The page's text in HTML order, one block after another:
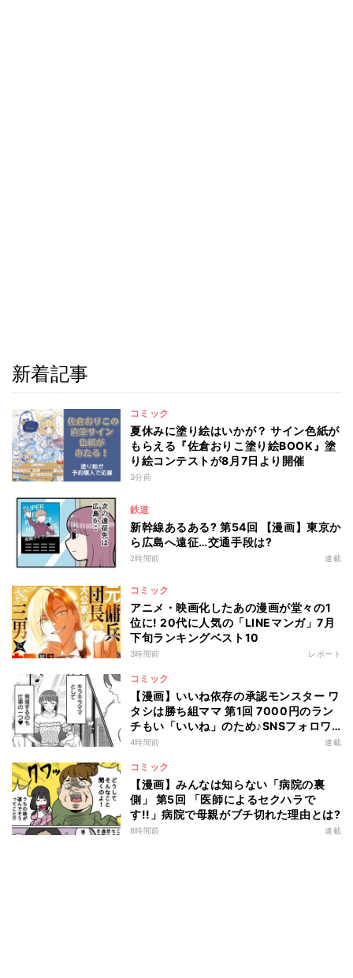
新着記事
コミック
夏休みに塗り絵はいかが？ サイン色紙が
もらえる『佐倉おりこ塗り絵BOOK』塗
り絵コンテストが8月7日より開催
3分前
鉄道
新幹線あるある? 第54回 【漫画】東京か
ら広島へ遠征…交通手段は?
2時間前 連載
コミック
アニメ・映画化したあの漫画が堂々の1
位に! 20代に人気の「LINEマンガ」7月
下旬ランキングベスト10
3時間前 レポート
コミック
【漫画】いいね依存の承認モンスター ワ
タシは勝ち組ママ 第1回 7000円のラン
チもい「いいね」のため♪SNSフォロワ
ー2万人の"キラキラママ"の生活とは?
4時間前 連載
コミック
【漫画】みんなは知らない「病院の裏
側」 第5回 「医師によるセクハラで
す!!」病院で母親がブチ切れた理由とは?
8時間前 連載